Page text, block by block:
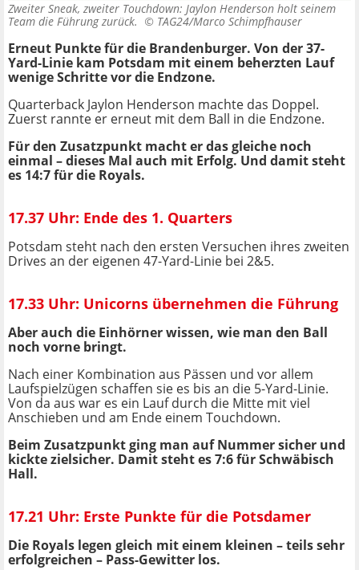
Zweiter Sneak, zweiter Touchdown: Jaylon Henderson holt seinem
Team die Führung zurück. © TAG24/Marco Schimpfhauser
Erneut Punkte für die Brandenburger. Von der 37-
Yard-Linie kam Potsdam mit einem beherzten Lauf
wenige Schritte vor die Endzone.
Quarterback Jaylon Henderson machte das Doppel.
Zuerst rannte er erneut mit dem Ball in die Endzone.
Für den Zusatzpunkt macht er das gleiche noch
einmal – dieses Mal auch mit Erfolg. Und damit steht
es 14:7 für die Royals.
17.37 Uhr: Ende des 1. Quarters
Potsdam steht nach den ersten Versuchen ihres zweiten
Drives an der eigenen 47-Yard-Linie bei 2&5.
17.33 Uhr: Unicorns übernehmen die Führung
Aber auch die Einhörner wissen, wie man den Ball
noch vorne bringt.
Nach einer Kombination aus Pässen und vor allem
Laufspielzügen schaffen sie es bis an die 5-Yard-Linie.
Von da aus war es ein Lauf durch die Mitte mit viel
Anschieben und am Ende einem Touchdown.
Beim Zusatzpunkt ging man auf Nummer sicher und
kickte zielsicher. Damit steht es 7:6 für Schwäbisch
Hall.
17.21 Uhr: Erste Punkte für die Potsdamer
Die Royals legen gleich mit einem kleinen – teils sehr
erfolgreichen – Pass-Gewitter los.